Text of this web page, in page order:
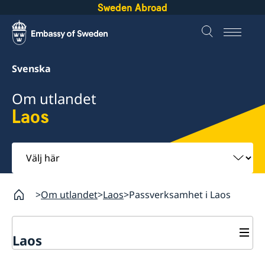
Sweden Abroad
Svenska
Om utlandet
Laos
Välj
här
Om utlandet Laos Passverksamhet i Laos
Laos